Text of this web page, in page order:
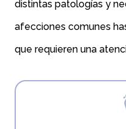
distintas patologías y
afecciones comunes
que requieren una